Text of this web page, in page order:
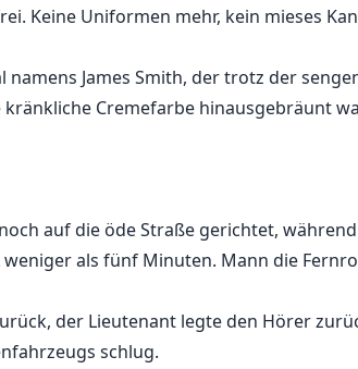
Keine Uniformen mehr, kein mieses
namens James Smith, der trotz der
Cremefarbe hinausgebräunt
auf die öde Straße gerichtet,
weniger als fünf Minuten. Mann die
der Lieutenant legte den Hörer
schlug.